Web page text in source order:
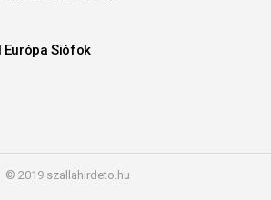
Európa Siófok
© 2019 szallahirdeto.hu